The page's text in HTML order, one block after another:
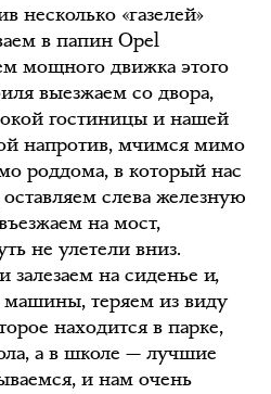
несколько «газелей»
в папин Opel
мощного движка этого
выезжаем со двора,
гостиницы и нашей
напротив, мчимся мимо
роддома, в который нас
слева железную
на мост,
не улетели вниз.
на сиденье и,
машины, теряем из виду
находится в парке,
а в школе — лучшие
и нам очень